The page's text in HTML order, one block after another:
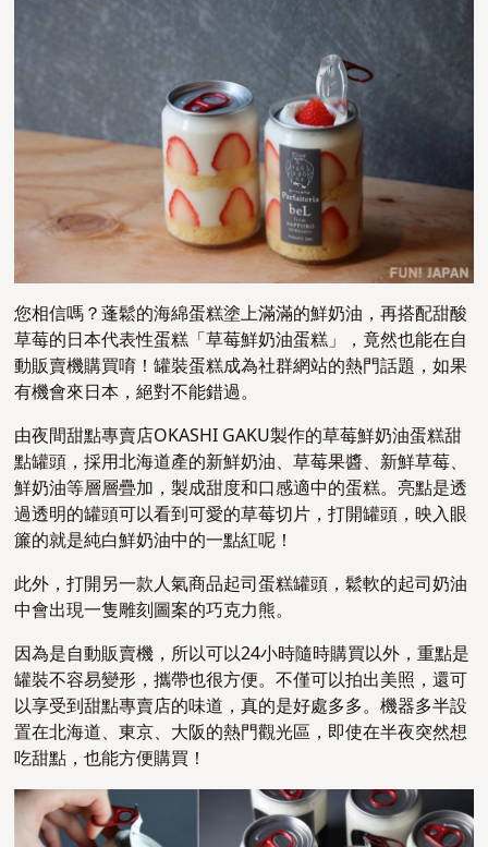
您相信嗎？蓬鬆的海綿蛋糕塗上滿滿的鮮奶油，再搭配甜酸
草莓的日本代表性蛋糕「草莓鮮奶油蛋糕」，竟然也能在自
動販賣機購買唷！罐裝蛋糕成為社群網站的熱門話題，如果
有機會來日本，絕對不能錯過。
由夜間甜點專賣店OKASHI GAKU製作的草莓鮮奶油蛋糕甜
點罐頭，採用北海道產的新鮮奶油、草莓果醬、新鮮草莓、
鮮奶油等層層疊加，製成甜度和口感適中的蛋糕。亮點是透
過透明的罐頭可以看到可愛的草莓切片，打開罐頭，映入眼
簾的就是純白鮮奶油中的一點紅呢！
此外，打開另一款人氣商品起司蛋糕罐頭，鬆軟的起司奶油
中會出現一隻雕刻圖案的巧克力熊。
因為是自動販賣機，所以可以24小時隨時購買以外，重點是
罐裝不容易變形，攜帶也很方便。不僅可以拍出美照，還可
以享受到甜點專賣店的味道，真的是好處多多。機器多半設
置在北海道、東京、大阪的熱門觀光區，即使在半夜突然想
吃甜點，也能方便購買！